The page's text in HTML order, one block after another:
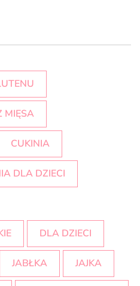
MIĘSA
CUKINIA
DLA DZIECI
DLA DZIECI
JABŁKA JAJKA